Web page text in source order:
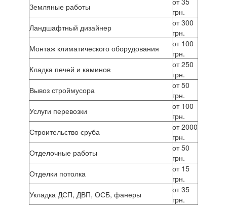
Земляные работы
грн.
Ландшафтный дизайнер
от 300
грн.
Монтаж климатического оборудования
от 100
грн.
Кладка печей и каминов
от 250
грн.
Вывоз строймусора
от 50
грн.
Услуги перевозки
от 100
грн.
Строительство сруба
от 2000
грн.
Отделочные работы
от 50
грн.
Отделки потолка
от 15
грн.
Укладка ДСП, ДВП, ОСБ, фанеры
от 35
грн.